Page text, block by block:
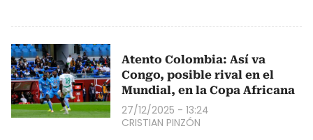
Atento Colombia: Así va
Congo, posible rival en el
Mundial, en la Copa Africana
27/12/2025 - 13:24
CRISTIAN PINZÓN